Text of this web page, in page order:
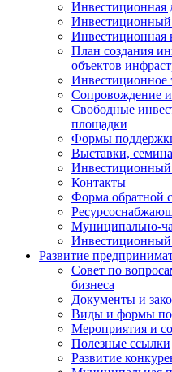
Инвестиционная
Инвестиционный
Инвестиционная
План создания
объектов
Инвестиционное
Сопровождение
Свободные
площадки
Формы
Выставки,
Инвестиционный
Контакты
Форма обратной
Муниципально-
Развитие
Совет по
бизнеса
Документы и
Виды и формы
Мероприятия и
Полезные ссылки
Развитие